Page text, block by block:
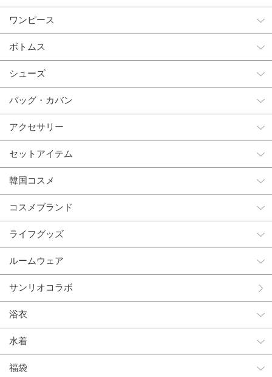
ワンピース
ボトムス
シューズ
バッグ・カバン
アクセサリー
セットアイテム
韓国コスメ
コスメブランド
ライフグッズ
ルームウェア
サンリオコラボ
浴衣
水着
福袋